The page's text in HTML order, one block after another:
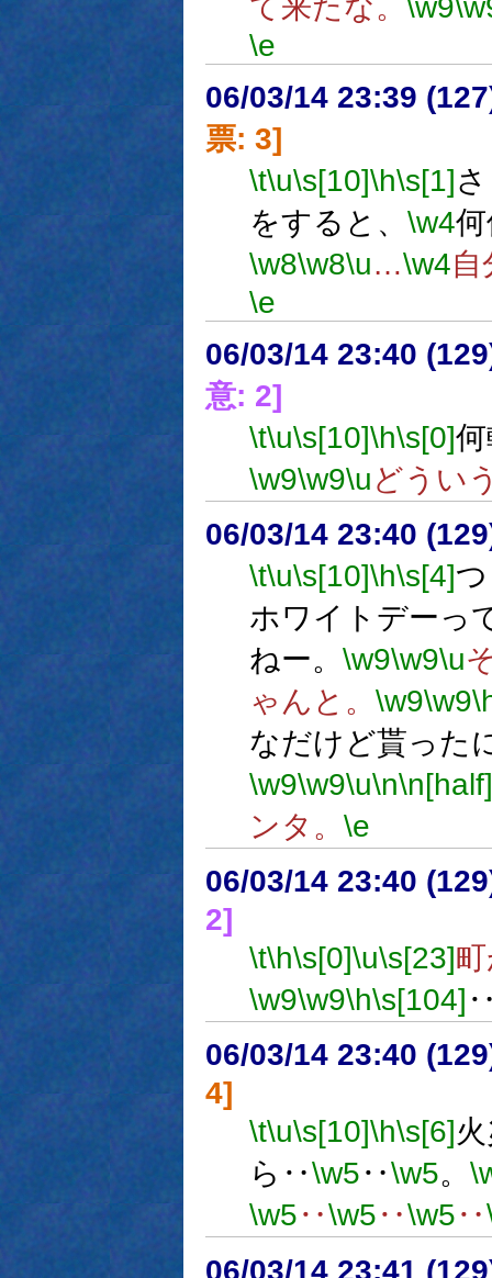
\e
06/03/14 23:39
票: 3]
\t\u\s[10]\h\s[1]
をすると、 \w4
\w8\w8\u…\w4
\e
06/03/14 23:40
意: 2]
\t\u\s[10]\h\s[0]
\w9\w9\uどうい
06/03/14 23:40
\t\u\s[10]\h\s[4]
ホワイトデーっ
ねー。 \w9\w9\u
ゃんと。 \w9\w9
なだけど貰った
\w9\w9\u\n\n[half]
ンタ。 \e
06/03/14 23:40
2]
\t\h\s[0]\u\s[23]
\w9\w9\h\s[104]
06/03/14 23:40
4]
\t\u\s[10]\h\s[6]
ら‥\w5‥\w5。
\w5‥\w5‥\w5‥
06/03/14 23:41